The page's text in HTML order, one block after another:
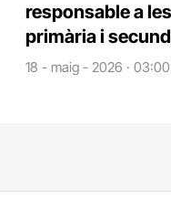
responsable a
primària i
18 - maig - 2026 · 03:00